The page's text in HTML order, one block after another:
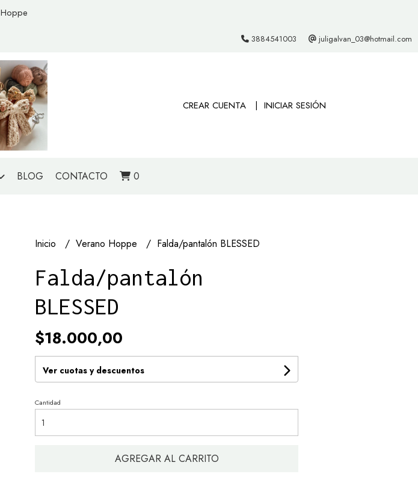
Hoppe
3884541003 juligalvan_03@hotmail.com
CREAR CUENTA INICIAR SESIÓN
BLOG CONTACTO 0
Inicio Verano Hoppe Falda/pantalón BLESSED
Falda/pantalón
BLESSED
$18.000,00
Ver cuotas y descuentos
Cantidad
AGREGAR AL CARRITO